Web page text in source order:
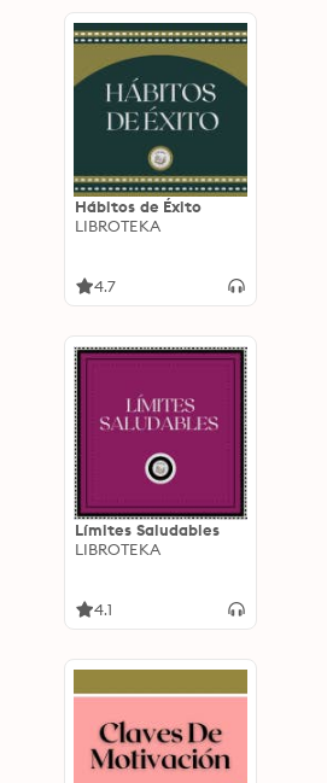
Hábitos de Éxito
LIBROTEKA
4.7
Límites Saludables
LIBROTEKA
4.1